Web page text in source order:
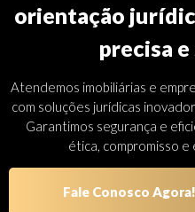
orientação
precisa
Atendemos imobiliárias e
com soluções jurídicas
Garantimos segurança e
ética, compromisso e
Fale Conosco Agora!